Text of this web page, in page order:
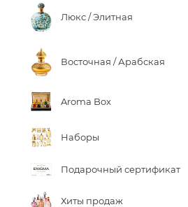
Люкс / Элитная
Восточная / Арабская
Aroma Box
Наборы
Подарочный сертификат
Хиты продаж